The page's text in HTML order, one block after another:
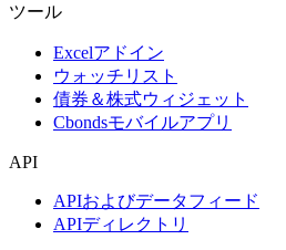
ツール
Excelアドイン
ウォッチリスト
債券＆株式ウィジェット
Cbondsモバイルアプリ
API
APIおよびデータフィード
APIディレクトリ